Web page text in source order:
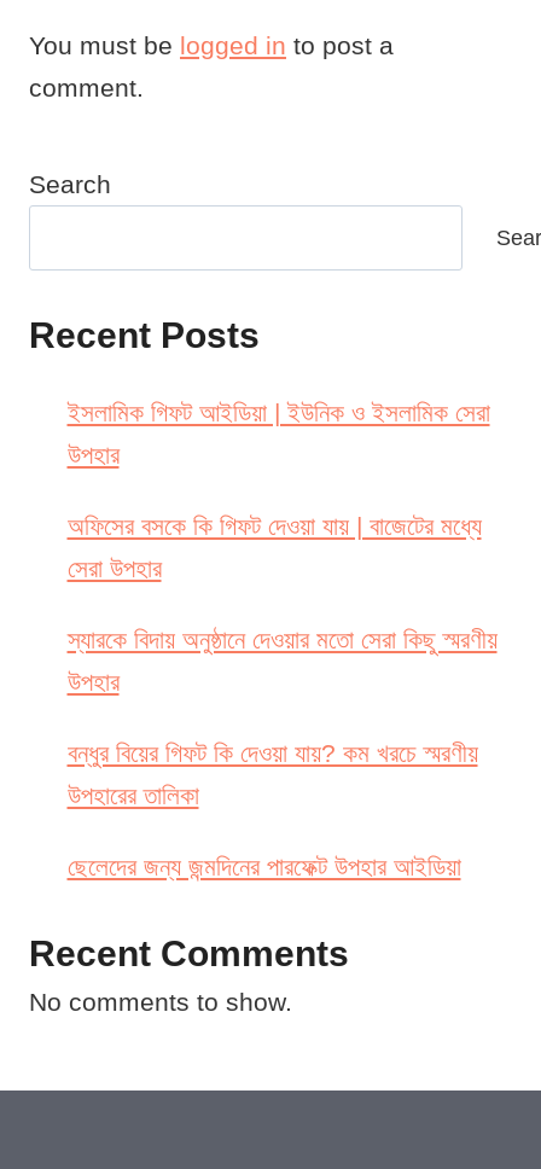
You must be logged in to post a
comment.
Search
Recent Posts
ইসলামিক গিফট আইডিয়া | ইউনিক ও ইসলামিক সেরা
উপহার
অফিসের বসকে কি গিফট দেওয়া যায় | বাজেটের মধ্যে
সেরা উপহার
স্যারকে বিদায় অনুষ্ঠানে দেওয়ার মতো সেরা কিছু স্মরণীয়
উপহার
বন্ধুর বিয়ের গিফট কি দেওয়া যায়? কম খরচে স্মরণীয়
উপহারের তালিকা
ছেলেদের জন্য জন্মদিনের পারফেক্ট উপহার আইডিয়া
Recent Comments
No comments to show.